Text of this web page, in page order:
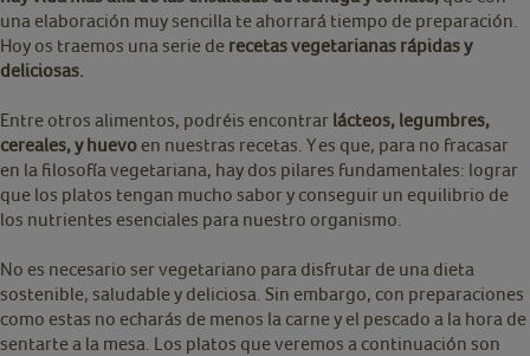
una elaboración muy sencilla te ahorrará tiempo de preparación.
Hoy os traemos una serie de recetas vegetarianas rápidas y
deliciosas.
Entre otros alimentos, podréis encontrar lácteos, legumbres,
cereales, y huevo en nuestras recetas. Y es que, para no fracasar
en la filosofía vegetariana, hay dos pilares fundamentales: lograr
que los platos tengan mucho sabor y conseguir un equilibrio de
los nutrientes esenciales para nuestro organismo.
No es necesario ser vegetariano para disfrutar de una dieta
sostenible, saludable y deliciosa. Sin embargo, con preparaciones
como estas no echarás de menos la carne y el pescado a la hora de
sentarte a la mesa. Los platos que veremos a continuación son